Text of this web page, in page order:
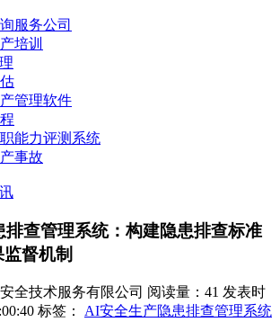
服务公司
培训
管理软件
能力评测系统
事故
查管理系统：构建隐患排查标准
督机制
全技术服务有限公司 阅读量：41 发表时
标签： AI安全生产隐患排查管理系统